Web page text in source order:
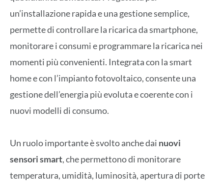
un’installazione rapida e una gestione semplice,
permette di controllare la ricarica da smartphone,
monitorare i consumi e programmare la ricarica nei
momenti più convenienti. Integrata con la smart
home e con l’impianto fotovoltaico, consente una
gestione dell’energia più evoluta e coerente con i
nuovi modelli di consumo.
Un ruolo importante è svolto anche dai nuovi
sensori smart, che permettono di monitorare
temperatura, umidità, luminosità, apertura di porte